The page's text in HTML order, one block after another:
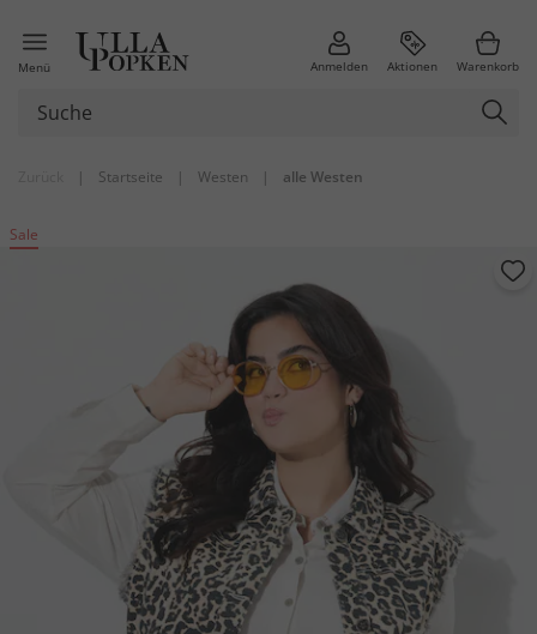
Menü Anmelden Aktionen Warenkorb
| Startseite | Westen | alle Westen
Sale